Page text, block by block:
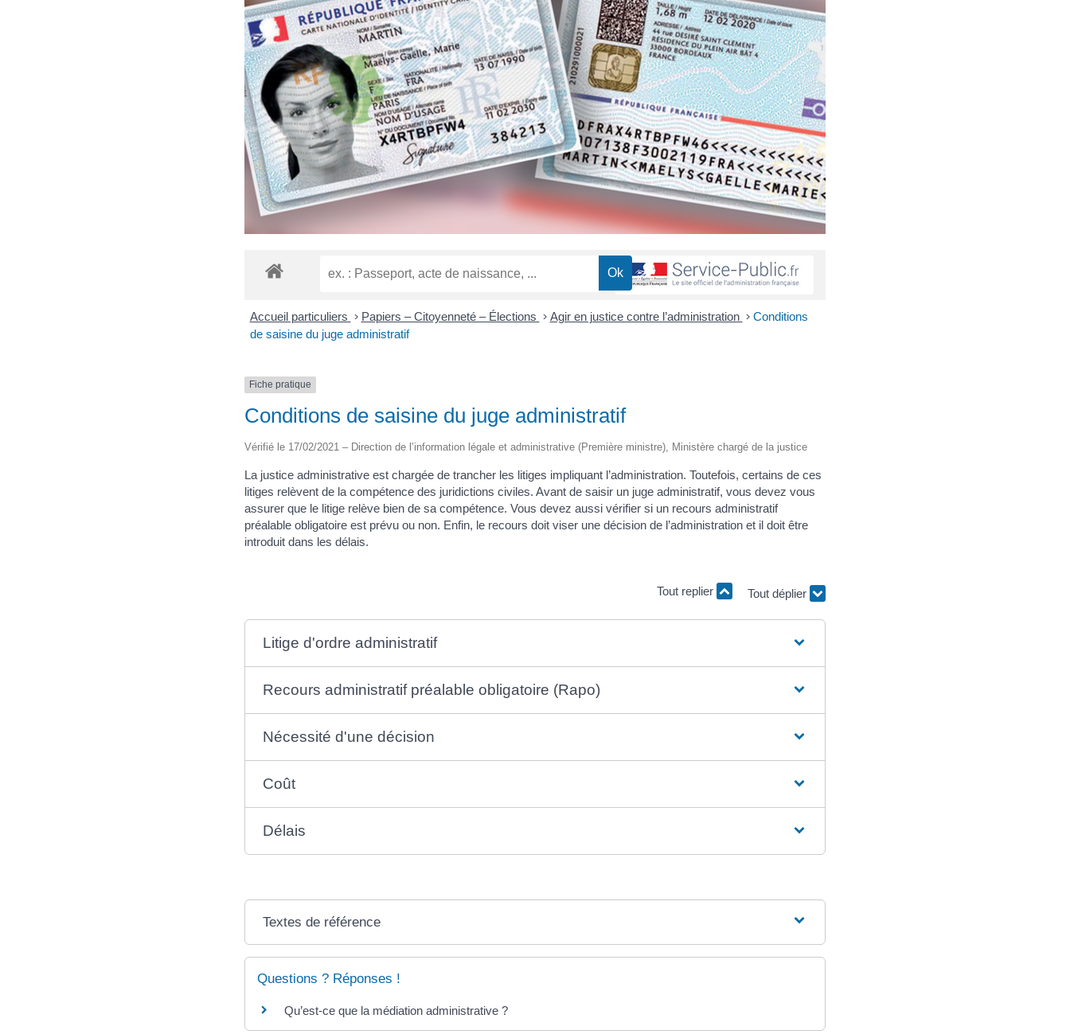
Accueil particuliers > Papiers – Citoyenneté – Élections > Agir en justice contre l’administration > Conditions
de saisine du juge administratif
Fiche pratique
Conditions de saisine du juge administratif
Vérifié le 17/02/2021 – Direction de l’information légale et administrative (Première ministre), Ministère chargé de la justice
La justice administrative est chargée de trancher les litiges impliquant l’administration. Toutefois, certains de ces
litiges relèvent de la compétence des juridictions civiles. Avant de saisir un juge administratif, vous devez vous
assurer que le litige relève bien de sa compétence. Vous devez aussi vérifier si un recours administratif
préalable obligatoire est prévu ou non. Enfin, le recours doit viser une décision de l’administration et il doit être
introduit dans les délais.
Tout replier
Tout déplier
Litige d'ordre administratif
Recours administratif préalable obligatoire (Rapo)
Nécessité d'une décision
Coût
Délais
Textes de référence
Questions ? Réponses !
Qu’est-ce que la médiation administrative ?